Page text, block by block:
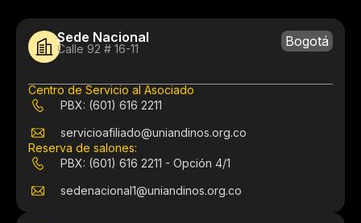
Sede Nacional
Calle 92 # 16-11 Bogotá
Centro de Servicio al Asociado
PBX: (601) 616 2211
servicioafiliado@uniandinos.org.co
Reserva de salones:
PBX: (601) 616 2211 - Opción 4/1
sedenacional1@uniandinos.org.co